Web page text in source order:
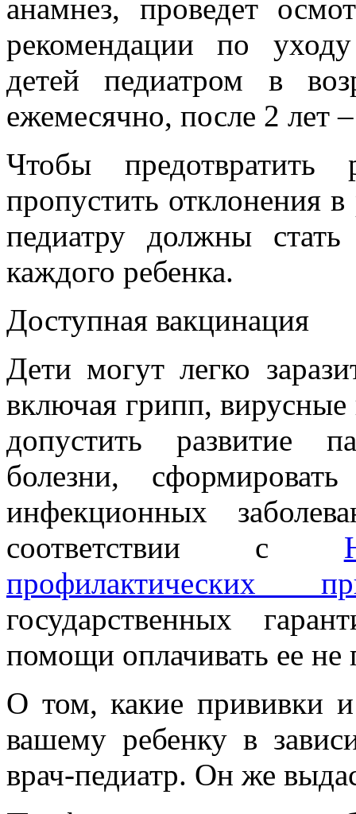
анамнез, проведет
рекомендации по
детей педиатром в
ежемесячно, после 2 лет
Чтобы предотвратить
пропустить отклонения
педиатру должны
каждого ребенка.
Доступная вакцинация
Дети могут легко
включая грипп,
допустить развитие
болезни,
инфекционных
соответствии с
профилактических
государственных
помощи оплачивать ее не
О том, какие прививки
вашему ребенку в
врач-педиатр. Он же